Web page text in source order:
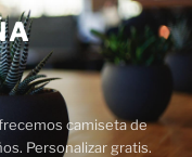
camiseta de
Personalizar gratis.